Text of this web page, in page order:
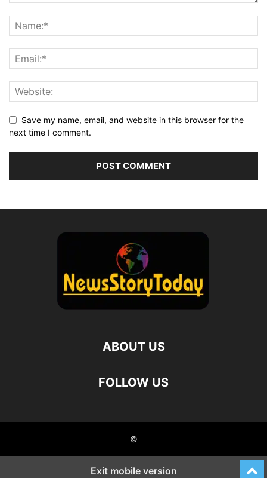
Save my name, email, and website in this browser for the
next time I comment.
ABOUT US
FOLLOW US
©
Exit mobile version